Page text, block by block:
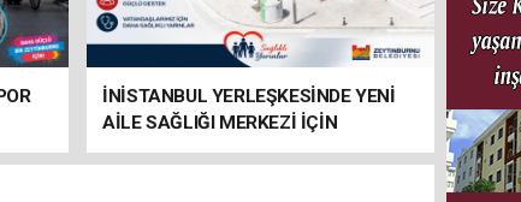
İNİSTANBUL YERLEŞKESİNDE YENİ
AİLE SAĞLIĞI MERKEZİ İÇİN
HAZIRLIKLAR SÜRÜYOR